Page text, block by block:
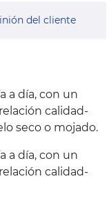
del cliente
a día, con un
calidad-
seco o mojado.
a día, con un
calidad-